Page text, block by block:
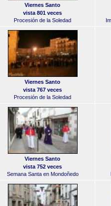
Viernes Santo
vista 801 veces
Procesión de la Soledad
Viernes Santo
vista 767 veces
Procesión de la Soledad
Viernes Santo
vista 752 veces
Semana Santa en Mondoñedo